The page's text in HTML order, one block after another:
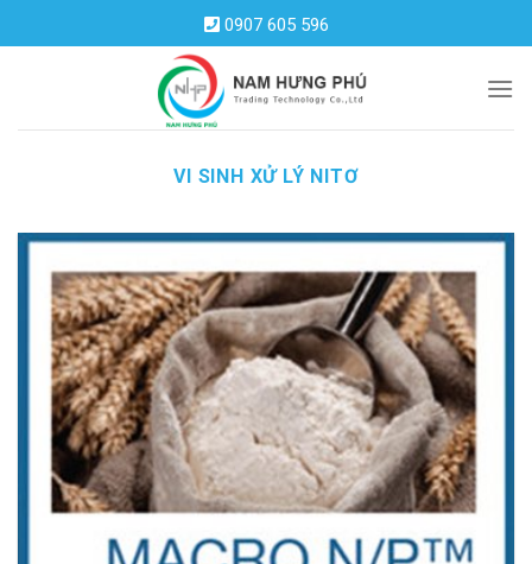
to
0907 605 596
VI SINH XỬ LÝ NITƠ